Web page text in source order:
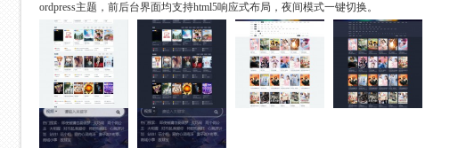
ordpress主题，前后台界面均支持html5响应式布局，夜间模式一键切换。